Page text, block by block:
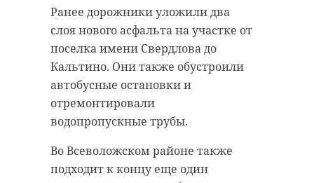
Ранее дорожники уложили два
слоя нового асфальта на участке от
поселка имени Свердлова до
Кальтино. Они также обустроили
автобусные остановки и
отремонтировали
водопропускные трубы.
Во Всеволожском районе также
подходит к концу еще один
«Бессмертный полк. Онлайн». Он
лично обработал 4818 заявок, -
рассказали в сообществе «Моя
История - Волонтеры Победы»
ВКонтакте.
Артем Пастухов является
движения России. Он принял
участие в четырех «Вахтах
правоохранители установили
личности всех участников
опасных заездов. Нарушителей
поочередно задержали по местам
проживания, - рассказали во
вторник, 11 ноября, в пресс-
службе регионального ГУ МВД.
Организатором дрифт-заезда
оказался 22-летний уроженец